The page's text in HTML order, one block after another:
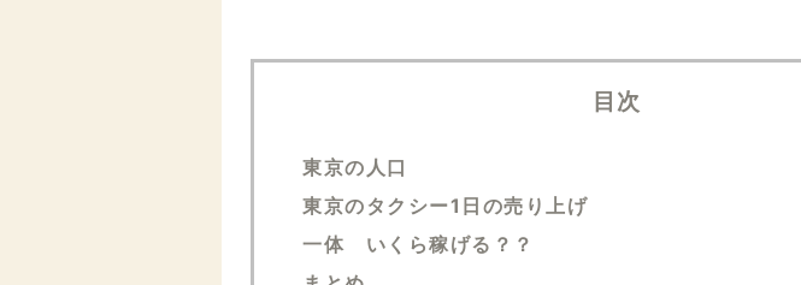
目次
東京の人口
東京のタクシー1日の売り上げ
一体 いくら稼げる？？